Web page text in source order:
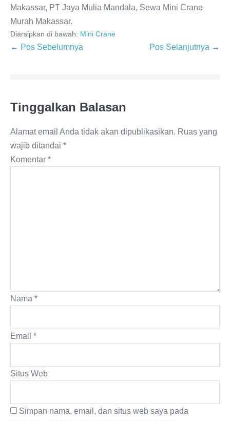
Makassar, PT Jaya Mulia Mandala, Sewa Mini Crane
Murah Makassar.
Diarsipkan di bawah: Mini Crane
← Pos Sebelumnya Pos Selanjutnya →
Tinggalkan Balasan
Alamat email Anda tidak akan dipublikasikan. Ruas yang
wajib ditandai *
Komentar *
Nama *
Email *
Situs Web
Simpan nama, email, dan situs web saya pada